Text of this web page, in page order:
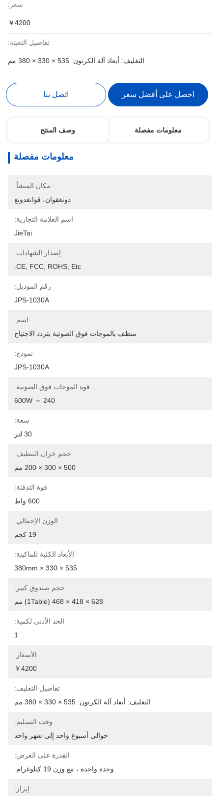
سعر:
￥4200
تفاصيل التعبئة:
التغليف: أبعاد آلة الكرتون: 535 × 330 × 380 مم
احصل على أفضل سعر اتصل بنا
معلومات مفصلة وصف المنتج
معلومات مفصلة
مكان المنشأ:
دونغقوان، قوانغدونغ
اسم العلامة التجارية:
JieTai
إصدار الشهادات:
CE, FCC, ROHS, Etc.
رقم الموديل:
JPS-1030A
اسم:
منظف ​​بالموجات فوق الصوتية بتردد الاجتياح
نموذج:
JPS-1030A
قوة الموجات فوق الصوتية:
240 ～ 600W
سعة:
30 لتر
حجم خزان التنظيف:
500 × 300 × 200 مم
قوة التدفئة:
600 واط
الوزن الإجمالي:
19 كجم
الأبعاد الكلية للماكينة:
535 × 330 × 380mm
حجم صندوق كبير:
628 × 418 × 468 (1Table) مم
الحد الأدنى لكمية:
1
الأسعار:
￥4200
تفاصيل التغليف:
التغليف: أبعاد آلة الكرتون: 535 × 330 × 380 مم
وقت التسليم:
حوالي أسبوع واحد إلى شهر واحد
القدرة على العرض:
وحدة واحدة ، مع وزن 19 كيلوغرام.
إبراز: